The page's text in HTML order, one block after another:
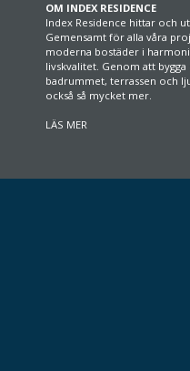
OM INDEX RESIDENCE
Index Residence hittar och
Gemensamt för alla våra
moderna bostäder i
livskvalitet. Genom att
badrummet, terrassen och
också så mycket mer.
LÄS MER